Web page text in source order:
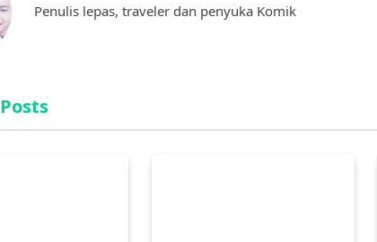
Penulis lepas, traveler dan penyuka Komik
Posts